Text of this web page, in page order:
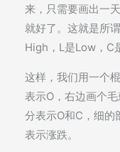
来，只需要画出一
就好了。这就是所
High，L是Low，C
这样，我们用一个
表示O，右边画个
分表示O和C，细的
表示涨跌。